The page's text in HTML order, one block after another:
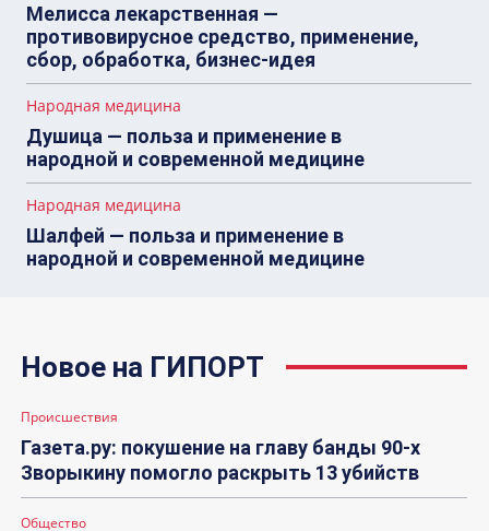
Мелисса лекарственная —
противовирусное средство, применение,
сбор, обработка, бизнес-идея
Народная медицина
Душица — польза и применение в
народной и современной медицине
Народная медицина
Шалфей — польза и применение в
народной и современной медицине
Новое на ГИПОРТ
Происшествия
Газета.ру: покушение на главу банды 90-х
Зворыкину помогло раскрыть 13 убийств
Общество